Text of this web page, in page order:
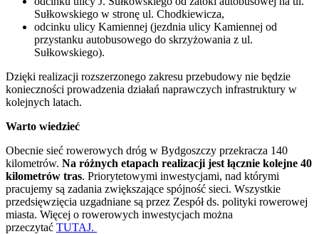
Sułkowskiego w stronę ul. Chodkiewicza,
odcinku ulicy Kamiennej (jezdnia ulicy Kamiennej od
przystanku autobusowego do skrzyżowania z ul.
Sułkowskiego).
Dzięki realizacji rozszerzonego zakresu przebudowy nie będzie
konieczności prowadzenia działań naprawczych infrastruktury w
kolejnych latach.
Warto wiedzieć
Obecnie sieć rowerowych dróg w Bydgoszczy przekracza 140
kilometrów. Na różnych etapach realizacji jest łącznie kolejne 40
kilometrów tras. Priorytetowymi inwestycjami, nad którymi
pracujemy są zadania zwiększające spójność sieci. Wszystkie
przedsięwzięcia uzgadniane są przez Zespół ds. polityki rowerowej
miasta. Więcej o rowerowych inwestycjach można
przeczytać TUTAJ.